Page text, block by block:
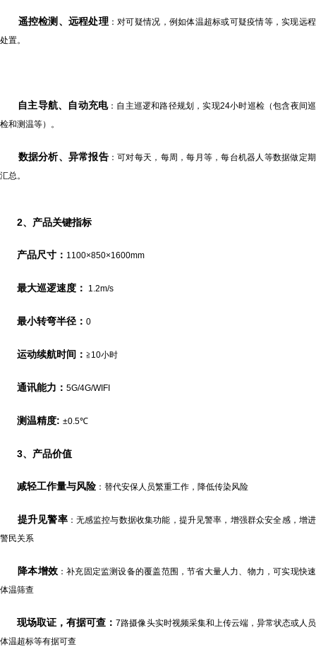
遥控检测、远程处理：对可疑情况，例如体温超标或可疑疫情等，实现远程
处置。
自主导航、自动充电：自主巡逻和路径规划，实现24小时巡检（包含夜间巡
检和测温等）。
数据分析、异常报告：可对每天，每周，每月等，每台机器人等数据做定期
汇总。
2、 产品关键指标
产品尺寸： 1100×850×1600mm
最大巡逻速度： 1.2m/s
最小转弯半径： 0
运动续航时间： ≧10小时
通讯能力： 5G/4G/WIFI
测温精度: ±0.5℃
3、 产品价值
减轻工作量与风险 ：替代安保人员繁重工作，降低传染风险
提升见警率：无感监控与数据收集功能，提升见警率，增强群众安全感，增进
警民关系
降本增效 ：补充固定监测设备的覆盖范围，节省大量人力、物力，可实现快速
体温筛查
现场取证，有据可查 ：7路摄像头实时视频采集和上传云端，异常状态或人员
体温超标等有据可查